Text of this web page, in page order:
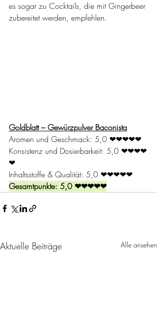
es sogar zu Cocktails, die mit Gingerbeer
zubereitet werden, empfehlen.
Goldblatt – Gewürzpulver Baconista
Aromen und Geschmack: 5,0 ❤❤❤❤❤
Konsistenz und Dosierbarkeit: 5,0 ❤❤❤❤
❤
Inhaltsstoffe & Qualität: 5,0 ❤❤❤❤❤
Gesamtpunkte: 5,0 ❤❤❤❤❤
Aktuelle Beiträge Alle ansehen